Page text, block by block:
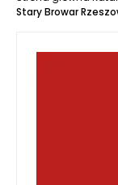
Stary Browar